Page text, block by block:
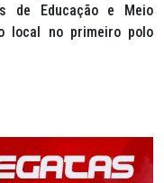
de Educação e Meio
local no primeiro polo